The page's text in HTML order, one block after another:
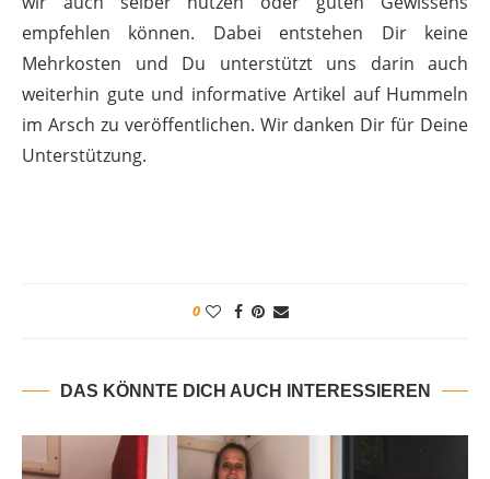
empfehlen können. Dabei entstehen Dir keine
Mehrkosten und Du unterstützt uns darin auch
weiterhin gute und informative Artikel auf Hummeln
im Arsch zu veröffentlichen. Wir danken Dir für Deine
Unterstützung.
0
DAS KÖNNTE DICH AUCH INTERESSIEREN